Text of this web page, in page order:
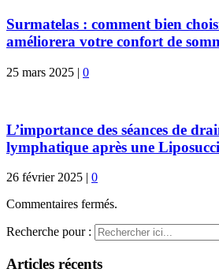
Surmatelas : comment bien
améliorera votre confort de
25 mars 2025 | 0
L’importance des séances de
lymphatique après une
26 février 2025 | 0
Commentaires fermés.
Recherche pour :
Articles récents